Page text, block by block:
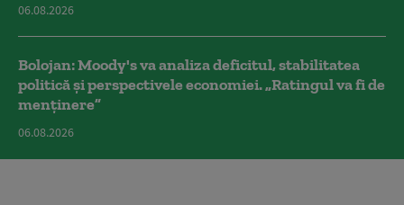
06.08.2026
Bolojan: Moody's va analiza deficitul, stabilitatea
politică și perspectivele economiei. „Ratingul va fi de
menținere”
06.08.2026